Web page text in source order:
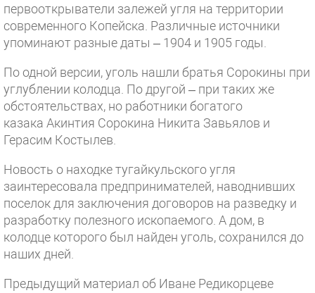
первооткрыватели залежей угля на территории
современного Копейска. Различные источники
упоминают разные даты – 1904 и 1905 годы.
По одной версии, уголь нашли братья Сорокины при
углублении колодца. По другой – при таких же
обстоятельствах, но работники богатого
казака Акинтия Сорокина Никита Завьялов и
Герасим Костылев.
Новость о находке тугайкульского угля
заинтересовала предпринимателей, наводнивших
поселок для заключения договоров на разведку и
разработку полезного ископаемого. А дом, в
колодце которого был найден уголь, сохранился до
наших дней.
Предыдущий материал об Иване Редикорцеве